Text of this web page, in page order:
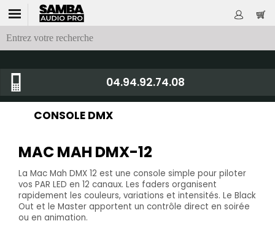
04.94.92.74.08
CONSOLE DMX
MAC MAH DMX-12
La Mac Mah DMX 12 est une console simple pour piloter
vos PAR LED en 12 canaux. Les faders organisent
rapidement les couleurs, variations et intensités. Le Black
Out et le Master apportent un contrôle direct en soirée
ou en animation.